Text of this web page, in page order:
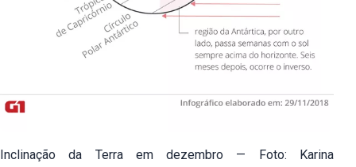
Inclinação da Terra em dezembro — Foto: Karina